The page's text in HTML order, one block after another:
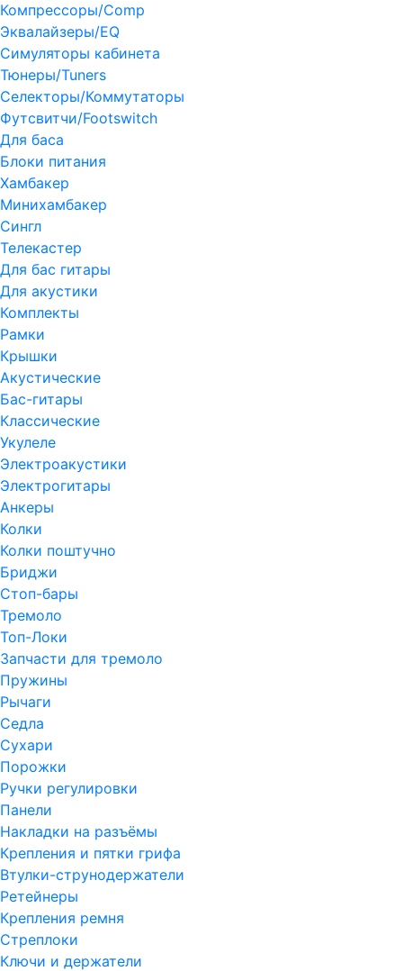
Компрессоры/Comp
Эквалайзеры/EQ
Симуляторы кабинета
Тюнеры/Tuners
Селекторы/Коммутаторы
Футсвитчи/Footswitch
Для баса
Блоки питания
Хамбакер
Минихамбакер
Сингл
Телекастер
Для бас гитары
Для акустики
Комплекты
Рамки
Крышки
Акустические
Бас-гитары
Классические
Укулеле
Электроакустики
Электрогитары
Анкеры
Колки
Колки поштучно
Бриджи
Стоп-бары
Тремоло
Топ-Локи
Запчасти для тремоло
Пружины
Рычаги
Седла
Сухари
Порожки
Ручки регулировки
Панели
Накладки на разъёмы
Крепления и пятки грифа
Втулки-струнодержатели
Ретейнеры
Крепления ремня
Стреплоки
Ключи и держатели